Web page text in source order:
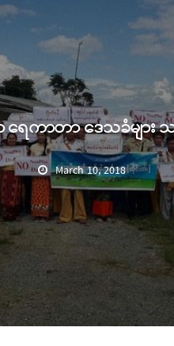
ေကာတာ ဒေသခံများ
March 10, 2018